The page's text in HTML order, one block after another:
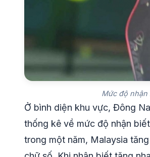
Mức độ nhận
Ở bình diện khu vực, Đông
thống kê về mức độ nhận
trong một năm, Malaysia